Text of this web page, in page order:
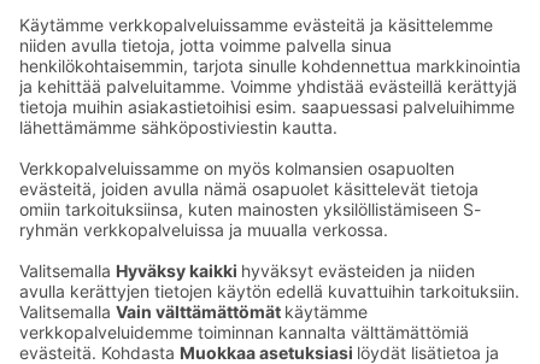
pysähtyä kauppakeskukseen kahville, syömään tai
käydä vaikka kauppakeskuksen edustalla olevalla torilla
nauttimassa perinteisiä kotkalaisia herkkuja eli possoja.
Ota yhteyttä
Hotellien yhteystiedot
Asiakaspalvelun yhteystiedot›
Palaute
Anna palautetta
Sokos Hotels uutiskirje
Tilaa uutiskirje
Saat Sokos Hotellien uusimmat
edut ja uutiset sähköpostiisi
kuukausittain.
Palkinnot ja sertifikaatit
Sokos Hotels somessa
SokosSokos